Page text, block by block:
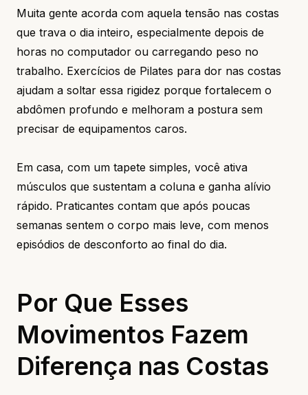
Muita gente acorda com aquela tensão nas costas
que trava o dia inteiro, especialmente depois de
horas no computador ou carregando peso no
trabalho. Exercícios de Pilates para dor nas costas
ajudam a soltar essa rigidez porque fortalecem o
abdômen profundo e melhoram a postura sem
precisar de equipamentos caros.
Em casa, com um tapete simples, você ativa
músculos que sustentam a coluna e ganha alívio
rápido. Praticantes contam que após poucas
semanas sentem o corpo mais leve, com menos
episódios de desconforto ao final do dia.
Por Que Esses
Movimentos Fazem
Diferença nas Costas